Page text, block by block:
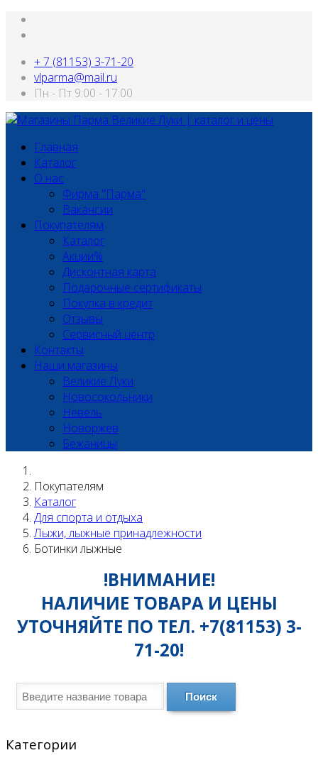
+ 7 (81153) 3-71-20
vlparma@mail.ru
Пн - Пт 9:00 - 17:00
Главная
Каталог
О нас
Фирма "Парма"
Вакансии
Покупателям
Каталог
Акции%
Дисконтная карта
Подарочные сертификаты
Покупка в кредит
Отзывы
Сервисный центр
Контакты
Наши магазины
Великие Луки
Новосокольники
Невель
Новоржев
Бежаницы
Покупателям
Каталог
Для спорта и отдыха
Лыжи, лыжные принадлежности
Ботинки лыжные
!ВНИМАНИЕ!
НАЛИЧИЕ ТОВАРА И ЦЕНЫ
УТОЧНЯЙТЕ ПО ТЕЛ. +7(81153) 3-
71-20!
Поиск
Категории